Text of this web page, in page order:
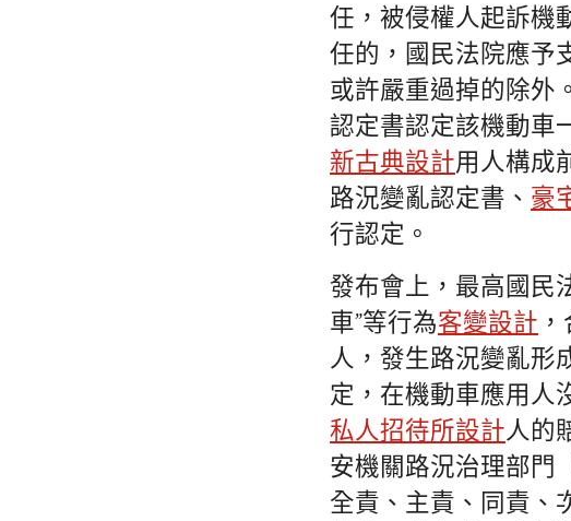
任，被侵權人起訴機
任的，國民法院應予
或許嚴重過掉的除外
認定書認定該機動車
新古典設計用人構成
路況變亂認定書、 豪
行認定。
發布會上，最高國民
車”等行為客變設計
人，發生路況變亂形
定，在機動車應用人
私人招待所設計人的
安機關路況治理部門
全責、主責、同責、